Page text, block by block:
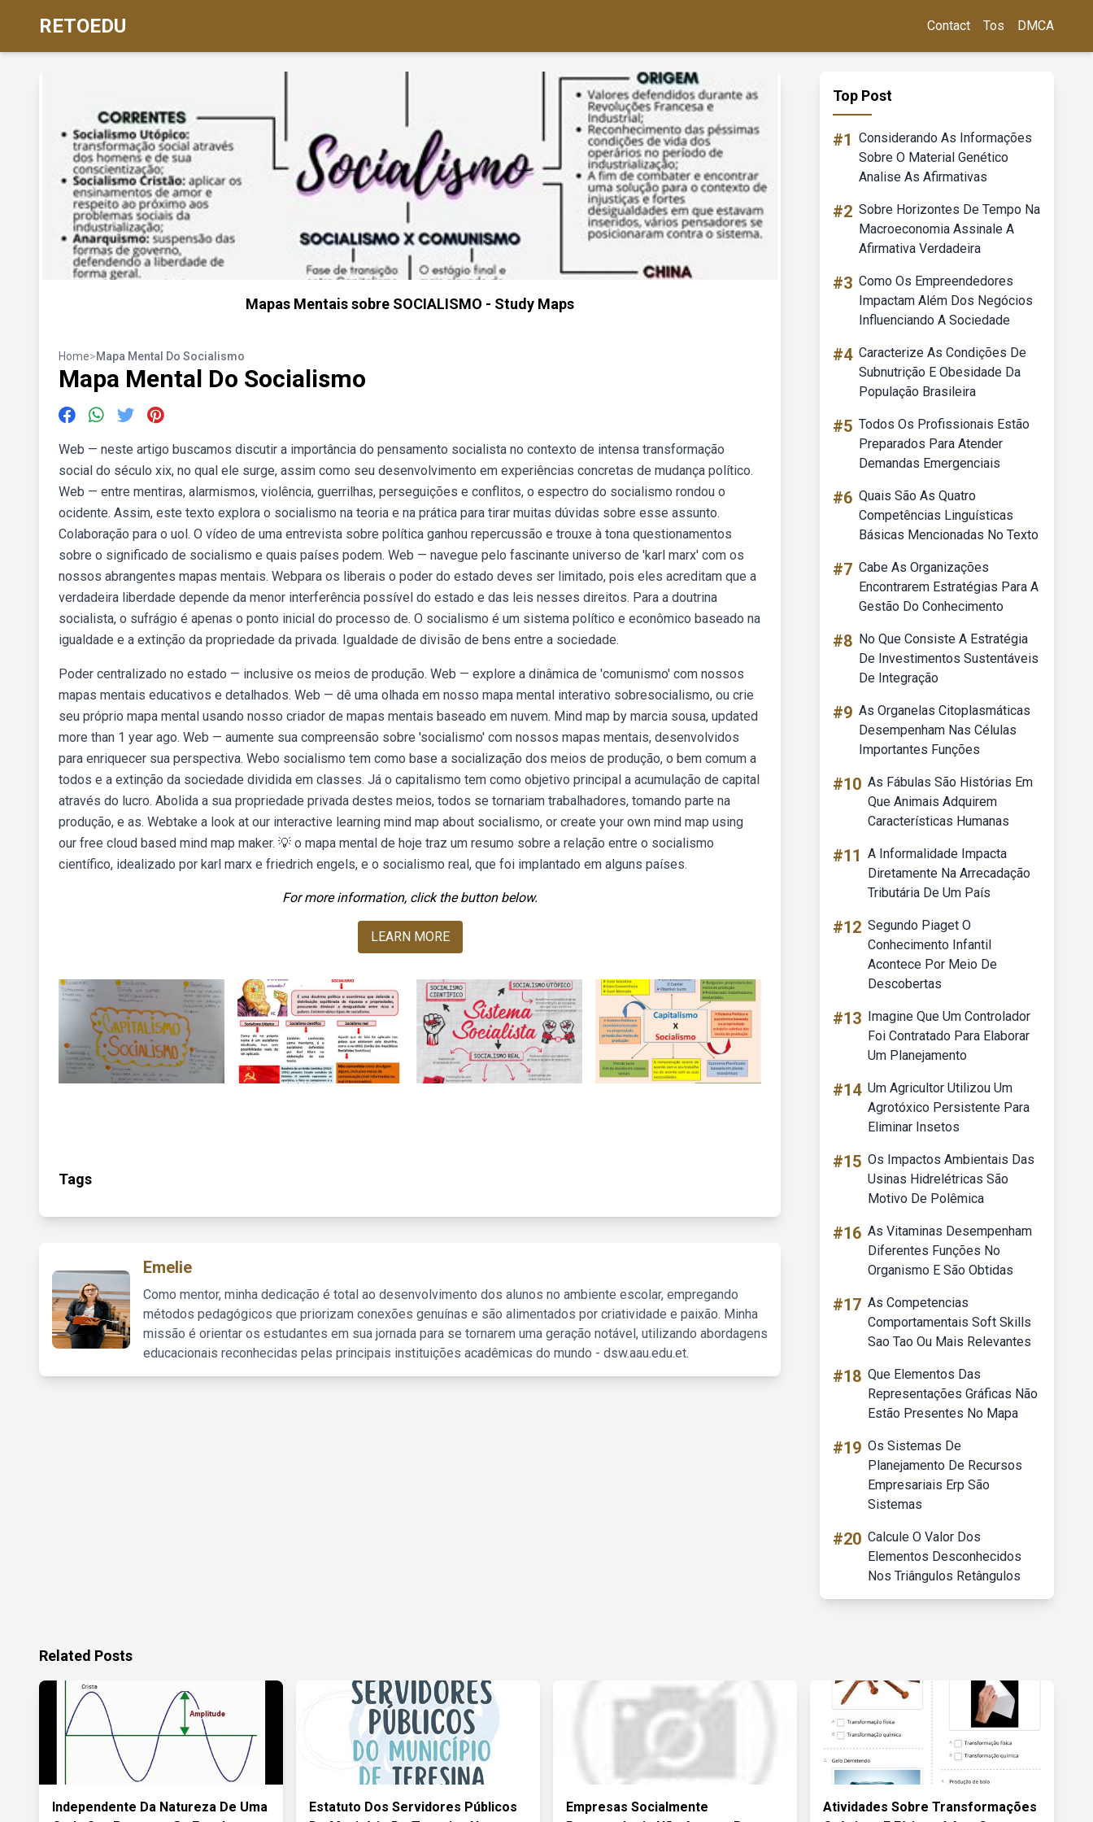
RETOEDU Contact Tos DMCA
Mapas Mentais sobre SOCIALISMO - Study Maps
Home>Mapa Mental Do Socialismo
Mapa Mental Do Socialismo
Web — neste artigo buscamos discutir a importância do pensamento socialista no contexto de intensa transformação
social do século xix, no qual ele surge, assim como seu desenvolvimento em experiências concretas de mudança político.
Web — entre mentiras, alarmismos, violência, guerrilhas, perseguições e conflitos, o espectro do socialismo rondou o
ocidente. Assim, este texto explora o socialismo na teoria e na prática para tirar muitas dúvidas sobre esse assunto.
Colaboração para o uol. O vídeo de uma entrevista sobre política ganhou repercussão e trouxe à tona questionamentos
sobre o significado de socialismo e quais países podem. Web — navegue pelo fascinante universo de 'karl marx' com os
nossos abrangentes mapas mentais. Webpara os liberais o poder do estado deves ser limitado, pois eles acreditam que a
verdadeira liberdade depende da menor interferência possível do estado e das leis nesses direitos. Para a doutrina
socialista, o sufrágio é apenas o ponto inicial do processo de. O socialismo é um sistema político e econômico baseado na
igualdade e a extinção da propriedade da privada. Igualdade de divisão de bens entre a sociedade.
Poder centralizado no estado — inclusive os meios de produção. Web — explore a dinâmica de 'comunismo' com nossos
mapas mentais educativos e detalhados. Web — dê uma olhada em nosso mapa mental interativo sobresocialismo, ou crie
seu próprio mapa mental usando nosso criador de mapas mentais baseado em nuvem. Mind map by marcia sousa, updated
more than 1 year ago. Web — aumente sua compreensão sobre 'socialismo' com nossos mapas mentais, desenvolvidos
para enriquecer sua perspectiva. Webo socialismo tem como base a socialização dos meios de produção, o bem comum a
todos e a extinção da sociedade dividida em classes. Já o capitalismo tem como objetivo principal a acumulação de capital
através do lucro. Abolida a sua propriedade privada destes meios, todos se tornariam trabalhadores, tomando parte na
produção, e as. Webtake a look at our interactive learning mind map about socialismo, or create your own mind map using
our free cloud based mind map maker. 💡 o mapa mental de hoje traz um resumo sobre a relação entre o socialismo
científico, idealizado por karl marx e friedrich engels, e o socialismo real, que foi implantado em alguns países.
For more information, click the button below.
LEARN MORE
Tags
Emelie
Como mentor, minha dedicação é total ao desenvolvimento dos alunos no ambiente escolar, empregando
métodos pedagógicos que priorizam conexões genuínas e são alimentados por criatividade e paixão. Minha
missão é orientar os estudantes em sua jornada para se tornarem uma geração notável, utilizando abordagens
educacionais reconhecidas pelas principais instituições acadêmicas do mundo - dsw.aau.edu.et.
Top Post
#1 Considerando As Informações
Sobre O Material Genético
Analise As Afirmativas
#2 Sobre Horizontes De Tempo Na
Macroeconomia Assinale A
Afirmativa Verdadeira
#3 Como Os Empreendedores
Impactam Além Dos Negócios
Influenciando A Sociedade
#4 Caracterize As Condições De
Subnutrição E Obesidade Da
População Brasileira
#5 Todos Os Profissionais Estão
Preparados Para Atender
Demandas Emergenciais
#6 Quais São As Quatro
Competências Linguísticas
Básicas Mencionadas No Texto
#7 Cabe As Organizações
Encontrarem Estratégias Para A
Gestão Do Conhecimento
#8 No Que Consiste A Estratégia
De Investimentos Sustentáveis
De Integração
#9 As Organelas Citoplasmáticas
Desempenham Nas Células
Importantes Funções
#10 As Fábulas São Histórias Em
Que Animais Adquirem
Características Humanas
#11 A Informalidade Impacta
Diretamente Na Arrecadação
Tributária De Um País
#12 Segundo Piaget O
Conhecimento Infantil
Acontece Por Meio De
Descobertas
#13 Imagine Que Um Controlador
Foi Contratado Para Elaborar
Um Planejamento
#14 Um Agricultor Utilizou Um
Agrotóxico Persistente Para
Eliminar Insetos
#15 Os Impactos Ambientais Das
Usinas Hidrelétricas São
Motivo De Polêmica
#16 As Vitaminas Desempenham
Diferentes Funções No
Organismo E São Obtidas
#17 As Competencias
Comportamentais Soft Skills
Sao Tao Ou Mais Relevantes
#18 Que Elementos Das
Representações Gráficas Não
Estão Presentes No Mapa
#19 Os Sistemas De
Planejamento De Recursos
Empresariais Erp São
Sistemas
#20 Calcule O Valor Dos
Elementos Desconhecidos
Nos Triângulos Retângulos
Related Posts
Independente Da Natureza De Uma
Estatuto Dos Servidores Públicos
Empresas Socialmente
Atividades Sobre Transformações